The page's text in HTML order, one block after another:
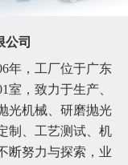
公司
年，工厂位于广东
室，致力于生产、
光机械、研磨抛光
制、工艺测试、机
断努力与探索，业